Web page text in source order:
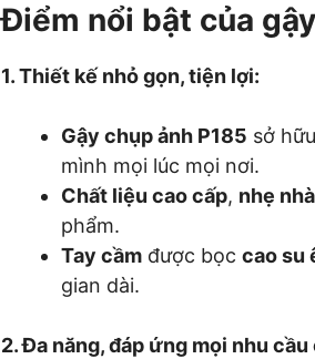
Điểm nổi bật của
1. Thiết kế nhỏ gọn, tiện lợi:
Gậy chụp ảnh P185 sở
mình mọi lúc mọi nơi.
Chất liệu cao cấp, nhẹ
phẩm.
Tay cầm được bọc cao su
gian dài.
2. Đa năng, đáp ứng mọi nhu cầu